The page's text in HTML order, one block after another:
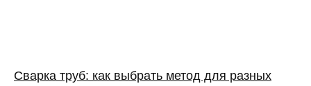
Сварка труб: как выбрать метод для разных